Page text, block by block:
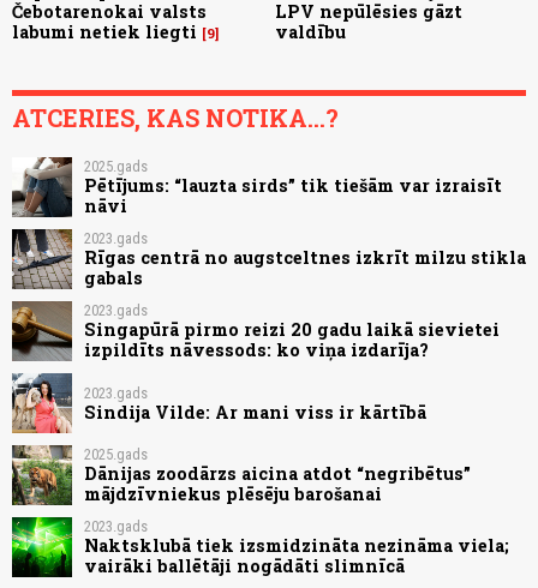
Čebotarenokai valsts
labumi netiek liegti
9
LPV nepūlēsies gāzt
valdību
ATCERIES, KAS NOTIKA...?
2025.gads
Pētījums: “lauzta sirds” tik tiešām var izraisīt
nāvi
2023.gads
Rīgas centrā no augstceltnes izkrīt milzu stikla
gabals
2023.gads
Singapūrā pirmo reizi 20 gadu laikā sievietei
izpildīts nāvessods: ko viņa izdarīja?
2023.gads
Sindija Vilde: Ar mani viss ir kārtībā
2025.gads
Dānijas zoodārzs aicina atdot “negribētus”
mājdzīvniekus plēsēju barošanai
2023.gads
Naktsklubā tiek izsmidzināta nezināma viela;
vairāki ballētāji nogādāti slimnīcā